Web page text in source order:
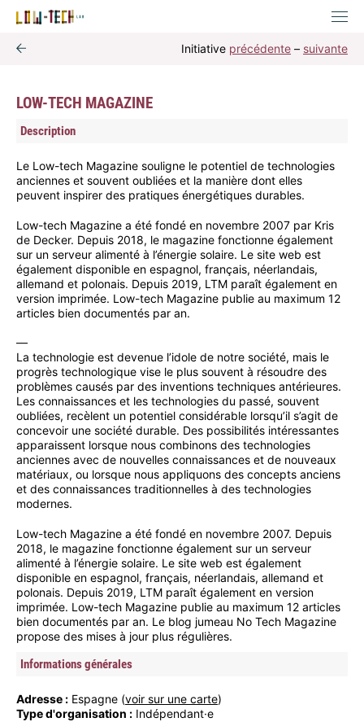
Initiative précédente – suivante
LOW-TECH MAGAZINE
Description
Le Low-tech Magazine souligne le potentiel de technologies
anciennes et souvent oubliées et la manière dont elles
peuvent inspirer des pratiques énergétiques durables.
Low-tech Magazine a été fondé en novembre 2007 par Kris
de Decker. Depuis 2018, le magazine fonctionne également
sur un serveur alimenté à l’énergie solaire. Le site web est
également disponible en espagnol, français, néerlandais,
allemand et polonais. Depuis 2019, LTM paraît également en
version imprimée. Low-tech Magazine publie au maximum 12
articles bien documentés par an.
—
La technologie est devenue l’idole de notre société, mais le
progrès technologique vise le plus souvent à résoudre des
problèmes causés par des inventions techniques antérieures.
Les connaissances et les technologies du passé, souvent
oubliées, recèlent un potentiel considérable lorsqu’il s’agit de
concevoir une société durable. Des possibilités intéressantes
apparaissent lorsque nous combinons des technologies
anciennes avec de nouvelles connaissances et de nouveaux
matériaux, ou lorsque nous appliquons des concepts anciens
et des connaissances traditionnelles à des technologies
modernes.
Low-tech Magazine a été fondé en novembre 2007. Depuis
2018, le magazine fonctionne également sur un serveur
alimenté à l’énergie solaire. Le site web est également
disponible en espagnol, français, néerlandais, allemand et
polonais. Depuis 2019, LTM paraît également en version
imprimée. Low-tech Magazine publie au maximum 12 articles
bien documentés par an. Le blog jumeau No Tech Magazine
propose des mises à jour plus régulières.
Informations générales
Adresse : Espagne (voir sur une carte)
Type d'organisation : Indépendant·e